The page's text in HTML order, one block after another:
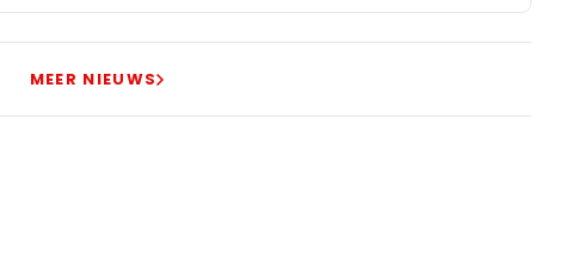
MEER NIEUWS